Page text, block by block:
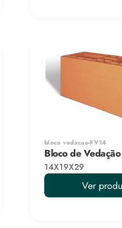
bloco vedacao-FV14
Bloco de
14X19X29
Ver